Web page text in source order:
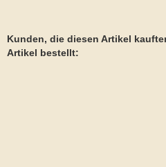
Kunden, die diesen Artikel
Artikel bestellt: